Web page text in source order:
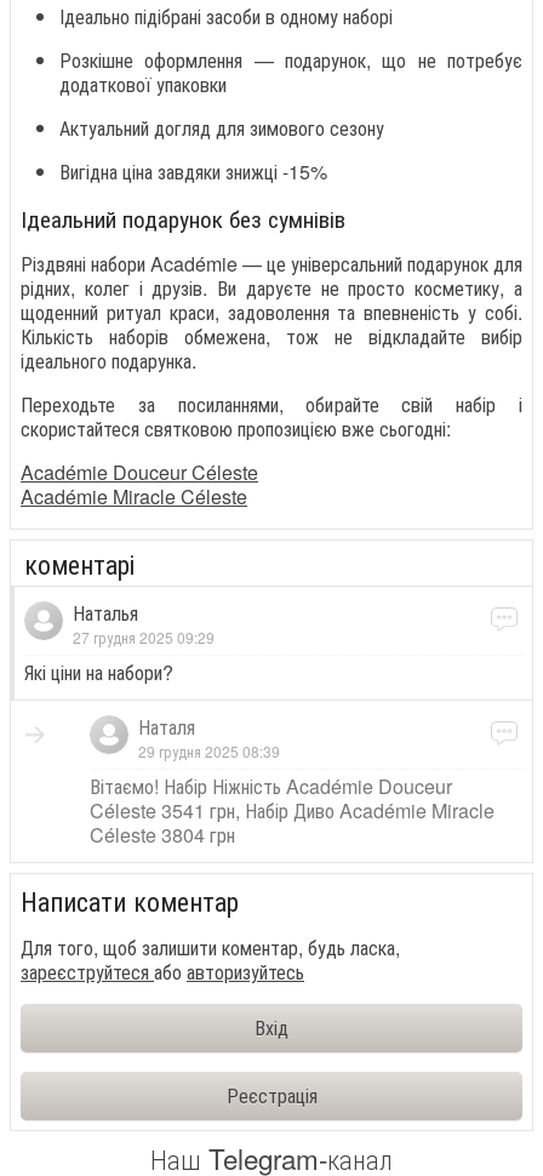
Ідеально підібрані засоби в одному наборі
Розкішне оформлення — подарунок, що не потребує
додаткової упаковки
Актуальний догляд для зимового сезону
Вигідна ціна завдяки знижці -15%
Ідеальний подарунок без сумнівів
Різдвяні набори Académie — це універсальний подарунок для
рідних, колег і друзів. Ви даруєте не просто косметику, а
щоденний ритуал краси, задоволення та впевненість у собі.
Кількість наборів обмежена, тож не відкладайте вибір
ідеального подарунка.
Переходьте за посиланнями, обирайте свій набір і
скористайтеся святковою пропозицією вже сьогодні:
Académie Douceur Céleste
Académie Miracle Céleste
коментарі
Наталья
27 грудня 2025 09:29
Які ціни на набори?
Наталя
29 грудня 2025 08:39
Вітаємо! Набір Ніжність Académie Douceur
Céleste 3541 грн, Набір Диво Académie Miracle
Céleste 3804 грн
Написати коментар
Для того, щоб залишити коментар, будь ласка,
зареєструйтеся або авторизуйтесь
Вхід
Реєстрація
Наш Telegram-канал